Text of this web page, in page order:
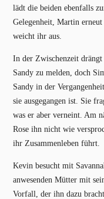
lädt die beiden ebenfalls
Gelegenheit, Martin
weicht ihr aus.
In der Zwischenzeit
Sandy zu melden, doch
Sandy in der
sie ausgegangen ist. Sie
was er aber verneint. Am
Rose ihn nicht wie
ihr Zusammenleben führt.
Kevin besucht mit
anwesenden Mütter mit
Vorfall, der ihn dazu